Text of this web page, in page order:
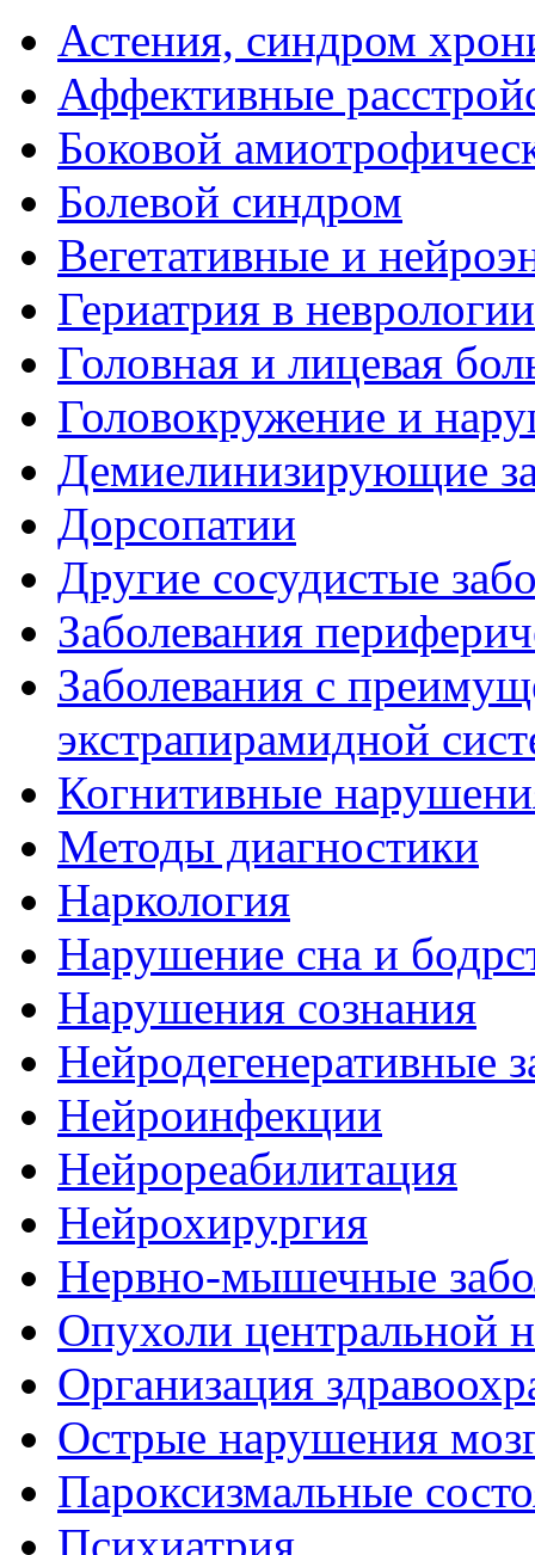
Астения, синдром
Аффективные
Боковой
Болевой синдром
Вегетативные и
Гериатрия в неврологии
Головная и лицевая
Головокружение и
Демиелинизирующие
Дорсопатии
Другие сосудистые
Заболевания
Заболевания с
экстрапирамидной
Когнитивные
Методы диагностики
Наркология
Нарушение сна и
Нарушения сознания
Нейродегенеративные
Нейроинфекции
Нейрореабилитация
Нейрохирургия
Нервно-мышечные
Опухоли центральной
Организация
Острые нарушения
Пароксизмальные